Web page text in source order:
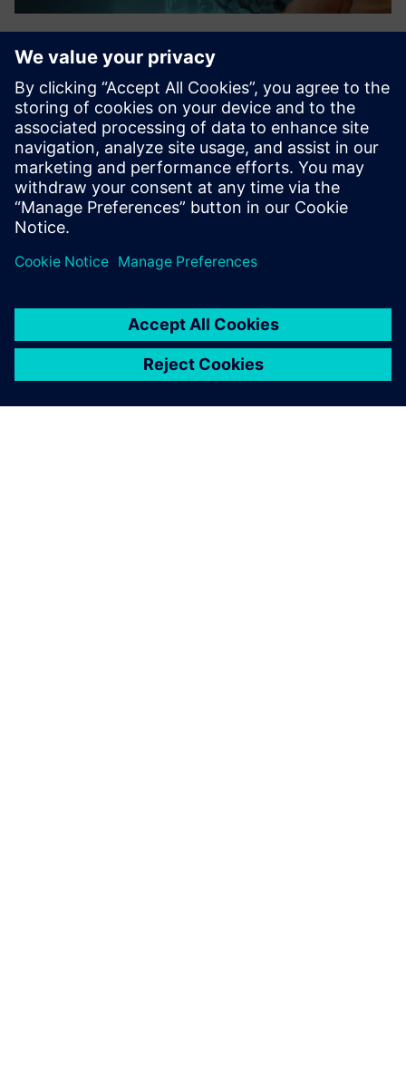
InsightXR робить революцію в аналізі промислових
даних та вирішенні проблем, безперешкодно
інтегруючи технологію XR з потужністю хабів
MindSphere Insights. Ця комплексна програма пропонує
переконливе рішення для візуалізації та вз...
Докладніше